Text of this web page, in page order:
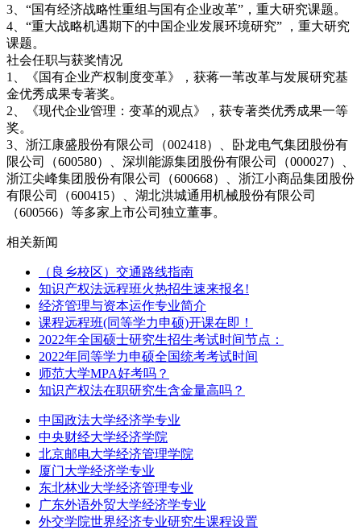
3、“国有经济战略性重组与国有企业改革”，重大研究课题。
4、“重大战略机遇期下的中国企业发展环境研究” ，重大研究
课题。
社会任职与获奖情况
1、《国有企业产权制度变革》，获蒋一苇改革与发展研究基
金优秀成果专著奖。
2、《现代企业管理：变革的观点》，获专著类优秀成果一等
奖。
3、浙江康盛股份有限公司（002418）、卧龙电气集团股份有
限公司（600580）、深圳能源集团股份有限公司（000027）、
浙江尖峰集团股份有限公司（600668）、浙江小商品集团股份
有限公司（600415）、湖北洪城通用机械股份有限公司
（600566）等多家上市公司独立董事。
相关新闻
（良乡校区）交通路线指南
知识产权法远程班火热招生速来报名!
经济管理与资本运作专业简介
课程远程班(同等学力申硕)开课在即！
2022年全国硕士研究生招生考试时间节点：
2022年同等学力申硕全国统考考试时间
师范大学MPA好考吗？
知识产权法在职研究生含金量高吗？
中国政法大学经济学专业
中央财经大学经济学院
北京邮电大学经济管理学院
厦门大学经济学专业
东北林业大学经济管理专业
广东外语外贸大学经济学专业
外交学院世界经济专业研究生课程设置